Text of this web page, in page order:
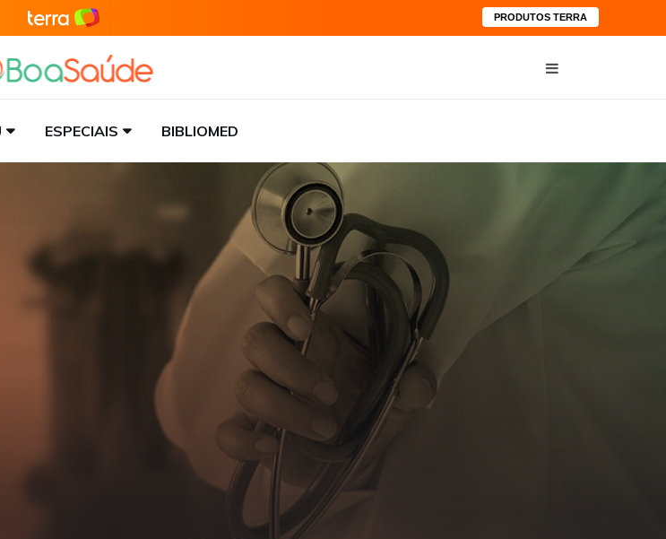
PRODUTOS TERRA
ESPECIAIS BIBLIOMED